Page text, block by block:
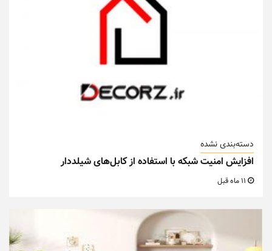
دسته‌بندی نشده
افزایش امنیت شبکه با استفاده از کابل‌های شیلددار